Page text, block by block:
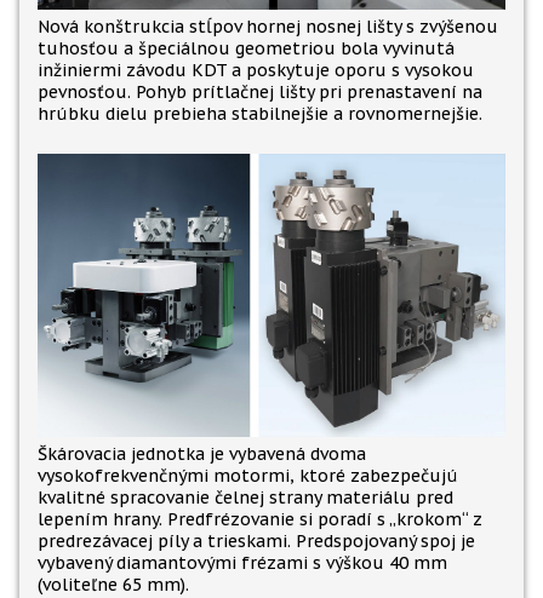
Nová konštrukcia stĺpov hornej nosnej lišty s zvýšenou
tuhosťou a špeciálnou geometriou bola vyvinutá
inžiniermi závodu KDT a poskytuje oporu s vysokou
pevnosťou. Pohyb prítlačnej lišty pri prenastavení na
hrúbku dielu prebieha stabilnejšie a rovnomernejšie.
Škárovacia jednotka je vybavená dvoma
vysokofrekvenčnými motormi, ktoré zabezpečujú
kvalitné spracovanie čelnej strany materiálu pred
lepením hrany. Predfrézovanie si poradí s „krokom“ z
predrezávacej píly a trieskami. Predspojovaný spoj je
vybavený diamantovými frézami s výškou 40 mm
(voliteľne 65 mm).